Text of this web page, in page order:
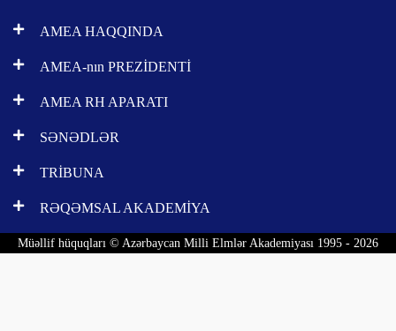
AMEA HAQQINDA
AMEA-nın PREZİDENTİ
AMEA RH APARATI
SƏNƏDLƏR
TRİBUNA
RƏQƏMSAL AKADEMİYA
Müəllif hüquqları © Azərbaycan Milli Elmlər Akademiyası 1995 - 2026